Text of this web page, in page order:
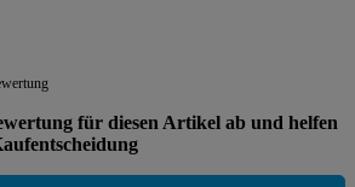
für diesen Artikel ab und helfen